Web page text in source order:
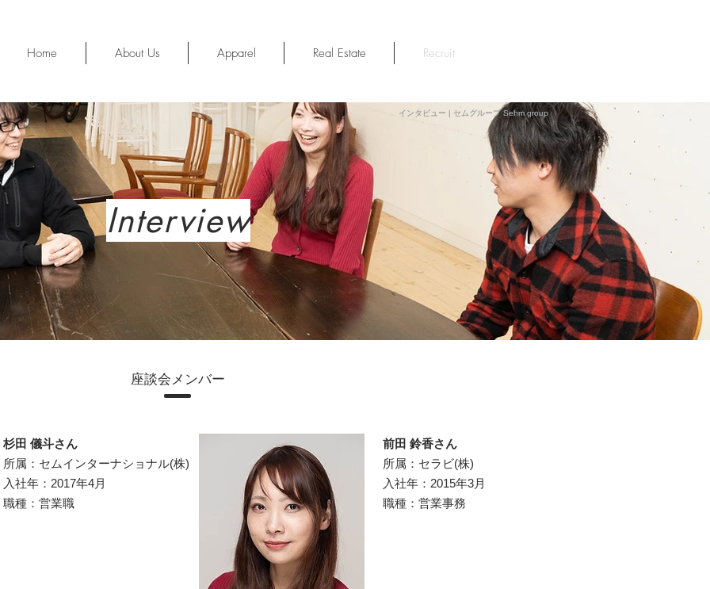
Home About Us Apparel Real Estate Recruit
インタビュー | セムグループ Sehm group
インタビュー | セムグループ Sehm group
Interview
座談会メンバー
杉田 儀斗さん
所属：セムインターナショナル(株)
入社年：2017年4月
職種：営業職
前田 鈴香さん
所属：セラビ(株)
入社年：2015年3月
職種：営業事務